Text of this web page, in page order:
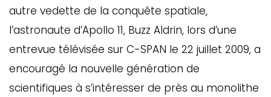
autre vedette de la conquête spatiale,
l’astronaute d’Apollo 11, Buzz Aldrin, lors d’une
entrevue télévisée sur C-SPAN le 22 juillet 2009, a
encouragé la nouvelle génération de
scientifiques à s’intéresser de près au monolithe